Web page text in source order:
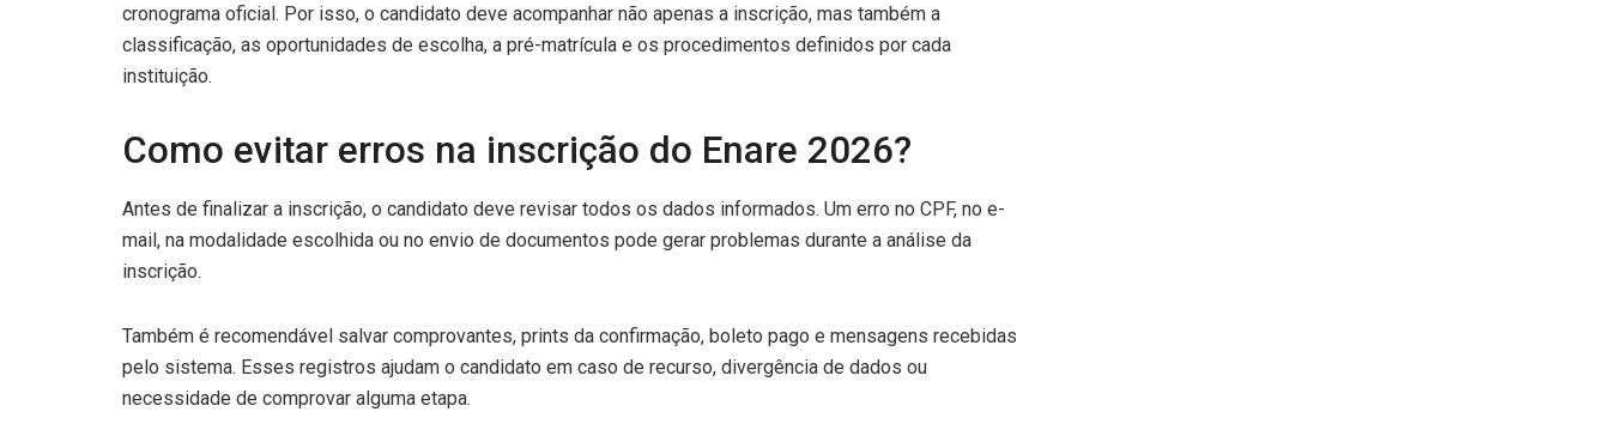
cronograma oficial. Por isso, o candidato deve acompanhar não apenas a inscrição, mas também a
classificação, as oportunidades de escolha, a pré-matrícula e os procedimentos definidos por cada
instituição.
Como evitar erros na inscrição do Enare 2026?
Antes de finalizar a inscrição, o candidato deve revisar todos os dados informados. Um erro no CPF, no e-
mail, na modalidade escolhida ou no envio de documentos pode gerar problemas durante a análise da
inscrição.
Também é recomendável salvar comprovantes, prints da confirmação, boleto pago e mensagens recebidas
pelo sistema. Esses registros ajudam o candidato em caso de recurso, divergência de dados ou
necessidade de comprovar alguma etapa.